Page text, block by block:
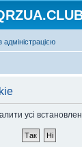
адміністрацією
усі